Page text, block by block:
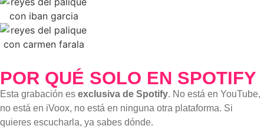
POR QUÉ SOLO EN SPOTIFY
Esta grabación es exclusiva de Spotify. No está en YouTube,
no está en iVoox, no está en ninguna otra plataforma. Si
quieres escucharla, ya sabes dónde.